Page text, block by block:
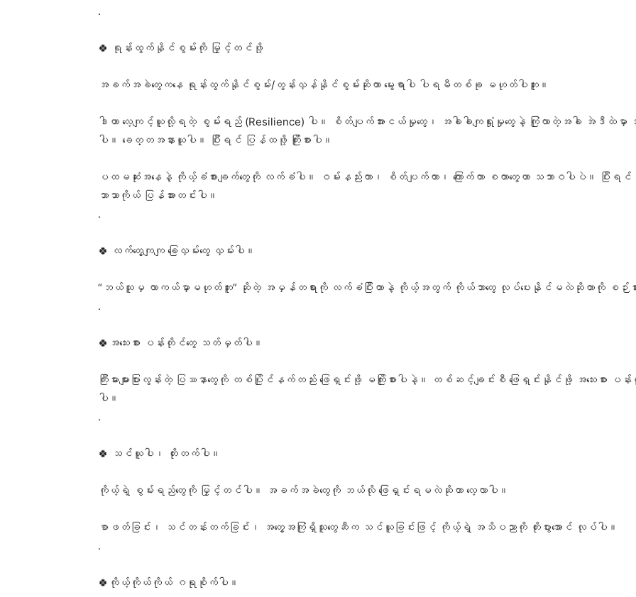
.
🍀 ရုန်းထွက်နိုင်စွမ်းကို မြှင့်တင်ဖို့
အခက်အခဲတွေကနေ ရုန်းထွက်နိုင်စွမ်း/တွန်းလှန်နိုင်စွမ်းဆိုတာ မွေးရာပါ ပါရမီတစ်ခု မဟုတ်ပါဘူး။
ဒါဟာ လေ့ကျင့်ယူလို့ရတဲ့ စွမ်းရည် (Resilience) ပါ။ စိတ်ပျက်အားငယ်မှုတွေ၊ အခါခါကျရှုံးမှုတွေနဲ့ ကြုံလာတဲ့အခါ အဲဒီထဲမှာ
ပါ။ ခေတ္တအနားယူပါ။ ပြီးရင် ပြန်ထဖို့ ကြိုးစားပါ။
ပထမဆုံးအနေနဲ့ ကိုယ့်ခံစားချက်တွေကို လက်ခံပါ။ ဝမ်းနည်းတာ၊ စိတ်ပျက်တာ၊ ကြောက်တာ စတာတွေဟာ သဘာဝပါပဲ။ ပြီးရင်
ဘာသာကိုယ် ပြန်အားတင်းပါ။
.
🍀 လက်တွေ့ကျကျ ခြေလှမ်းတွေ လှမ်းပါ။
“ဘယ်သူမှ လာကယ်မှာမဟုတ်ဘူး” ဆိုတဲ့ အမှန်တရားကို လက်ခံပြီးတာနဲ့ ကိုယ့်အတွက် ကိုယ်ဘာတွေ လုပ်ပေးနိုင်မလဲဆိုတာကို စဉ်းစာ
.
🍀အသေးစား ပန်းတိုင်တွေ သတ်မှတ်ပါ။
ကြီးမားများပြားလွန်းတဲ့ ပြဿနာတွေကို တစ်ပြိုင်နက်တည်း ဖြေရှင်းဖို့ မကြိုးစားပါနဲ့။ တစ်ဆင့်ချင်းစီ ဖြေရှင်းနိုင်ဖို့ အသေးစား
ပါ။
.
🍀 သင်ယူပါ၊ တိုးတက်ပါ။
ကိုယ့်ရဲ့ စွမ်းရည်တွေကို မြှင့်တင်ပါ။ အခက်အခဲတွေကို ဘယ်လို ဖြေရှင်းရမလဲဆိုတာ လေ့လာပါ။
စာဖတ်ခြင်း၊ သင်တန်းတက်ခြင်း၊ အတွေ့အကြုံရှိသူတွေဆီက သင်ယူခြင်းဖြင့် ကိုယ့်ရဲ့ အသိပညာကို တိုးပွားအောင် လုပ်ပါ။
.
🍀ကိုယ့်ကိုယ်ကိုယ် ဂရုစိုက်ပါ။